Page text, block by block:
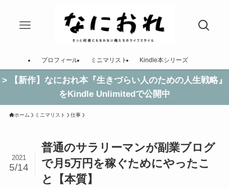
プロフィール ミニマリスト Kindle本シリーズ
> 【新作】なにおれ本『生きづらい人のための人生戦略』
をKindle Unlimitedで公開中
ホーム ミニマリスト 仕事
普通のサラリーマンが副業ブログ
で月5万円を稼ぐためにやったこ
と【本質】
2021
5/14